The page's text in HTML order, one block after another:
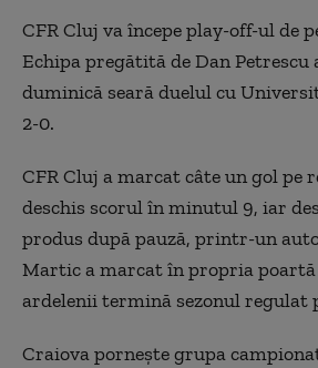
CFR Cluj va începe play-off-ul de
Echipa pregătită de Dan Petrescu
duminică seară duelul cu
2-0.
CFR Cluj a marcat câte un gol pe
deschis scorul în minutul 9, iar
produs după pauză, printr-un
Martic a marcat în propria
ardelenii termină sezonul regulat
Craiova porneşte grupa